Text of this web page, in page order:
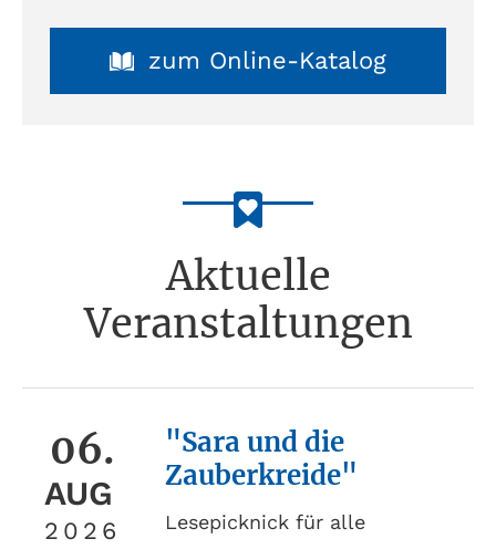
zum Online-Katalog
Aktuelle
Veranstaltungen
06.
AUG
2026
"Sara und die
Zauberkreide"
Lesepicknick für alle